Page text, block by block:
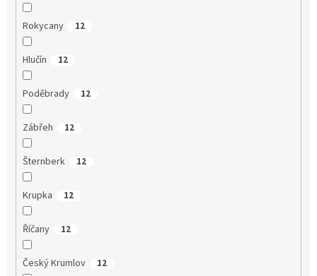
Rokycany 12
Hlučín 12
Poděbrady 12
Zábřeh 12
Šternberk 12
Krupka 12
Říčany 12
Český Krumlov 12